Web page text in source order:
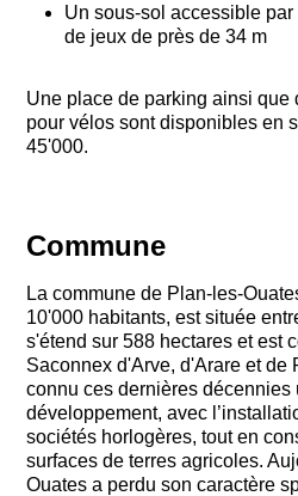
Un sous-sol accessible
de jeux de près de 34 m
Une place de parking ainsi que
pour vélos sont disponibles en
45'000.
Commune
La commune de Plan-les-
10'000 habitants, est située
s'étend sur 588 hectares et est
Saconnex d'Arve, d'Arare et de
connu ces dernières décennies
développement, avec
sociétés horlogères, tout en
surfaces de terres agricoles.
Ouates a perdu son caractère